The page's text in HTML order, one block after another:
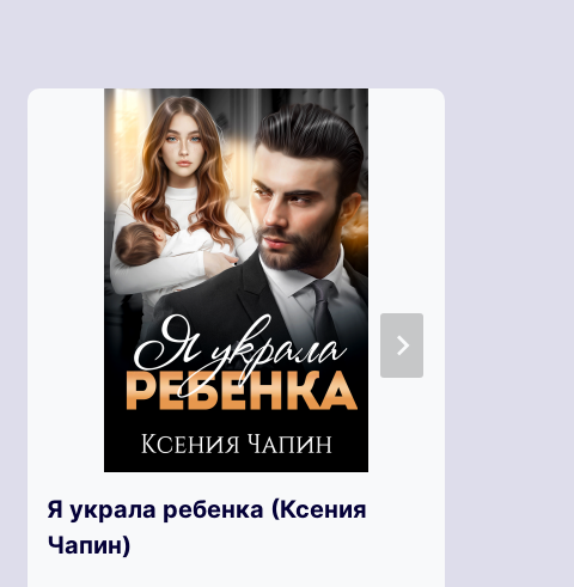
Я украла ребенка (Ксения
Чапин)